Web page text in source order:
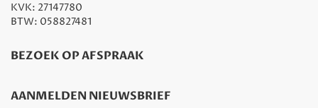
KVK: 27147780
BTW: 058827481
BEZOEK OP AFSPRAAK
AANMELDEN NIEUWSBRIEF